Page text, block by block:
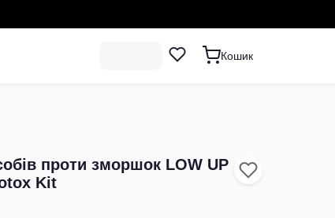
Кошик
проти зморшок LOW UP
Kit